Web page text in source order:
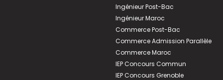
Ingénieur Post-Bac
Ingénieur Maroc
Commerce Post-Bac
Commerce Admission Parallèle
Commerce Maroc
IEP Concours Commun
IEP Concours Grenoble